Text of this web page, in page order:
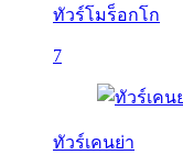
ทัวร์โมร็อกโก
7
ทัวร์เคนย่า